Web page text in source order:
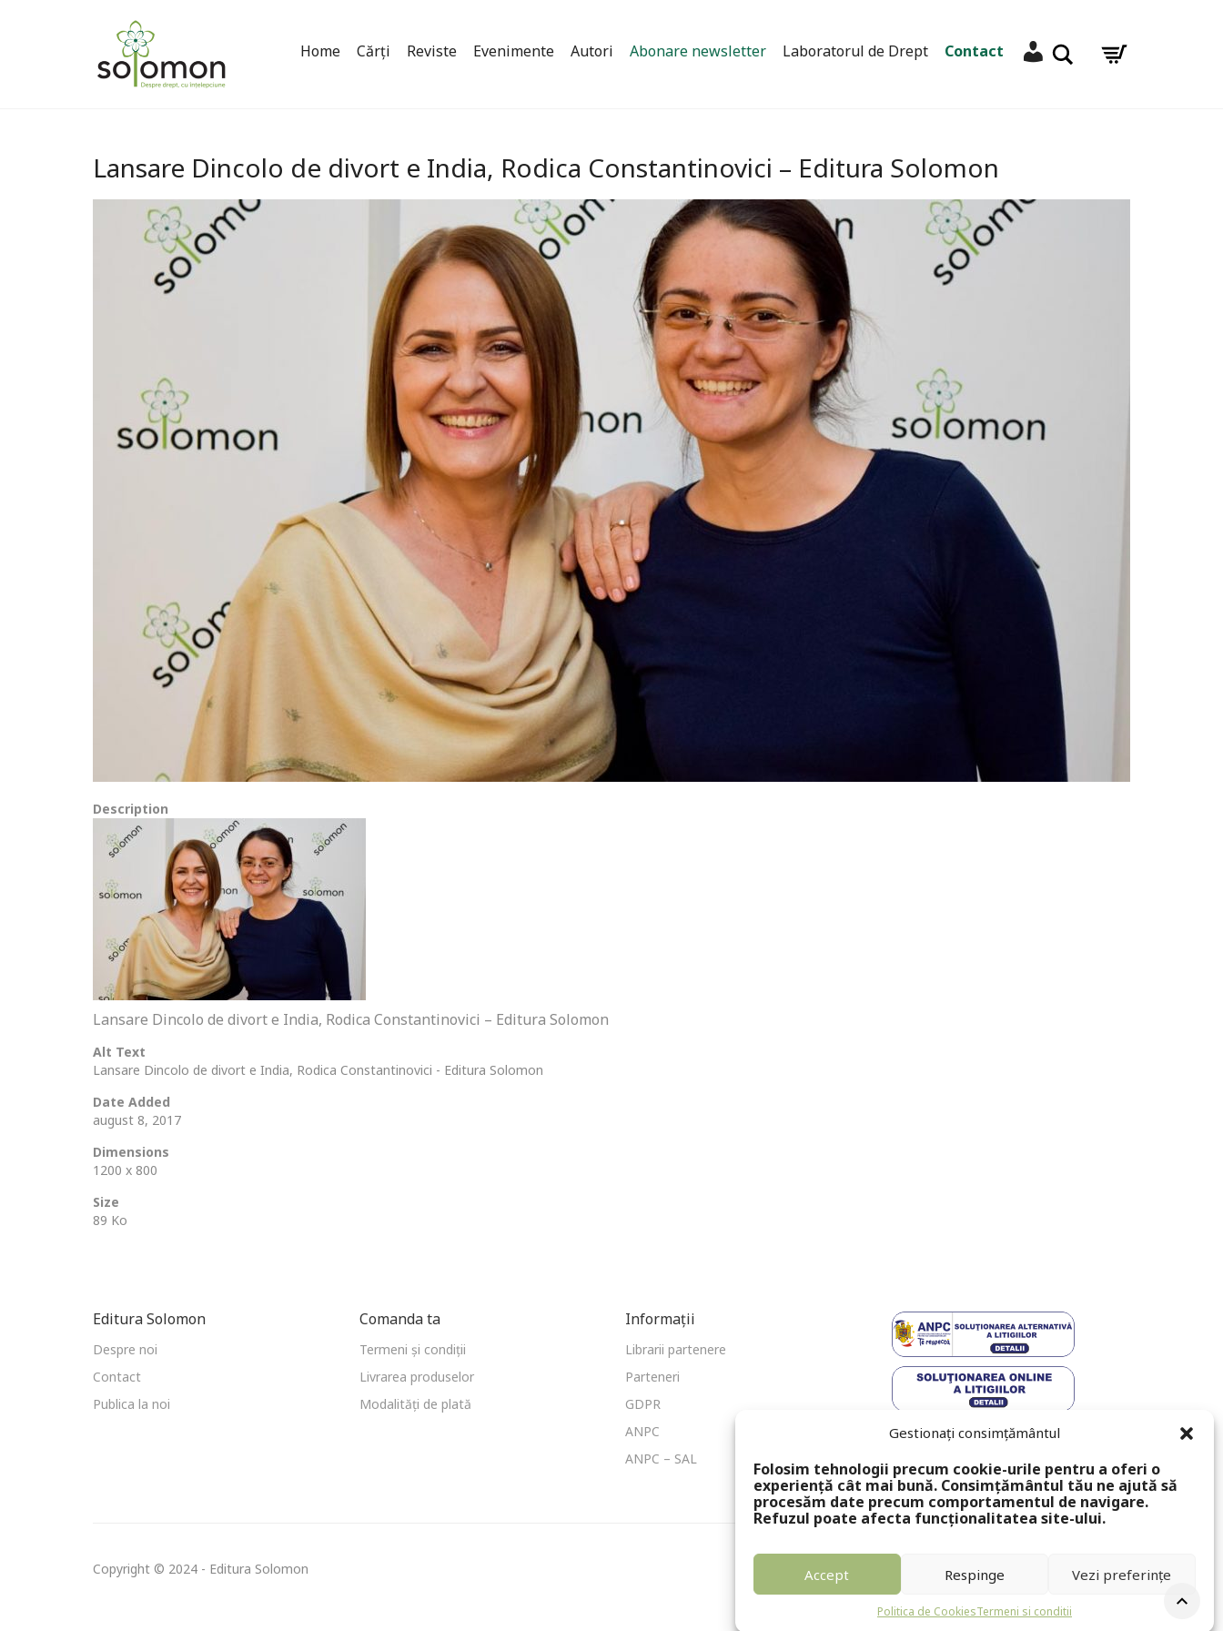
Gestionați consimțământul
Folosim tehnologii precum cookie-urile pentru a oferi o
experiență cât mai bună. Consimțământul tău ne ajută să
procesăm date precum comportamentul de navigare.
Refuzul poate afecta funcționalitatea site-ului.
Accept Respinge Vezi preferințe
Politica de CookiesTermeni si conditii
Home Cărți Reviste Evenimente Autori Abonare newsletter Laboratorul de Drept Contact Contul meuCaută
Lansare Dincolo de divort e India, Rodica Constantinovici – Editura Solomon
Description
Lansare Dincolo de divort e India, Rodica Constantinovici – Editura Solomon
Alt Text
Lansare Dincolo de divort e India, Rodica Constantinovici - Editura Solomon
Date Added
august 8, 2017
Dimensions
1200 x 800
Size
89 Ko
Editura Solomon
Despre noi
Contact
Publica la noi
Comanda ta
Termeni și condiții
Livrarea produselor
Modalități de plată
Informații
Librarii partenere
Parteneri
GDPR
ANPC
ANPC – SAL
Copyright © 2024 - Editura Solomon